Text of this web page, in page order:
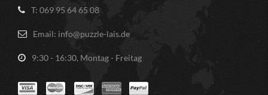
T: 069 95 64 65 08
Email: info@puzzle-lais.de
9:30 - 16:30, Montag - Freitag